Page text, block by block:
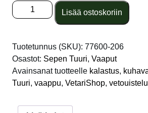
Sepen
Tuuri
140
-
026
määrä
Lisää ostoskoriin
Tuotetunnus (SKU): 77600-206
Osastot: Sepen Tuuri, Vaaput
Avainsanat tuotteelle kalastus,
Tuuri, vaappu, VetariShop, vetouistelu